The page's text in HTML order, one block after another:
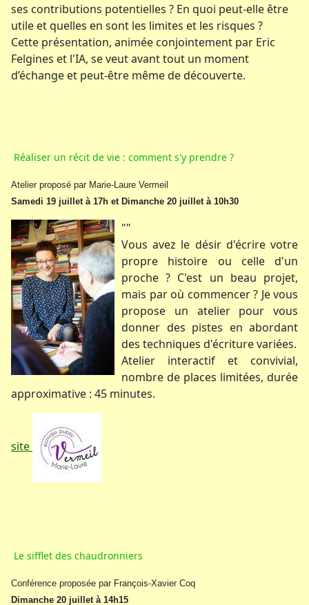
ses contributions potentielles ? En quoi peut-elle être
utile et quelles en sont les limites et les risques ?
Cette présentation, animée conjointement par Eric
Felgines et l'IA, se veut avant tout un moment
d’échange et peut-être même de découverte.
Réaliser un récit de vie : comment s'y prendre ?
Atelier proposé par Marie-Laure Vermeil
Samedi 19 juillet à 17h et Dimanche 20 juillet à 10h30
""
Vous avez le désir d'écrire votre
propre histoire ou celle d'un
proche ? C'est un beau projet,
mais par où commencer ? Je vous
propose un atelier pour vous
donner des pistes en abordant
des techniques d'écriture variées.
Atelier interactif et convivial,
nombre de places limitées, durée
approximative : 45 minutes.
site
Le sifflet des chaudronniers
Conférence proposée par François-Xavier Coq
Dimanche 20 juillet à 14h15